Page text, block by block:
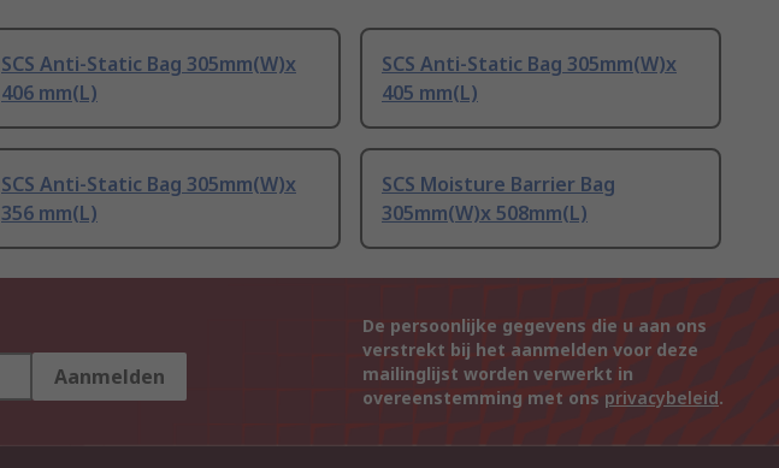
SCS Anti-Static Bag 305mm(W)x
406 mm(L)
SCS Anti-Static Bag 305mm(W)x
405 mm(L)
SCS Anti-Static Bag 305mm(W)x
356 mm(L)
SCS Moisture Barrier Bag
305mm(W)x 508mm(L)
Aanmelden
De persoonlijke gegevens die u aan ons
verstrekt bij het aanmelden voor deze
mailinglijst worden verwerkt in
overeenstemming met ons privacybeleid.